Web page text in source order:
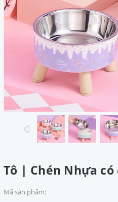
prev
Tô | Chén Nhựa có
Mã sản phẩm: